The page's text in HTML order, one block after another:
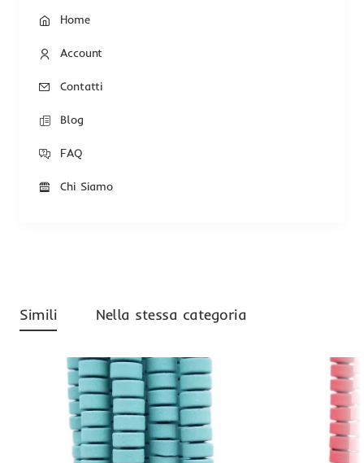
Home
Account
Contatti
Blog
FAQ
Chi Siamo
Simili Nella stessa categoria